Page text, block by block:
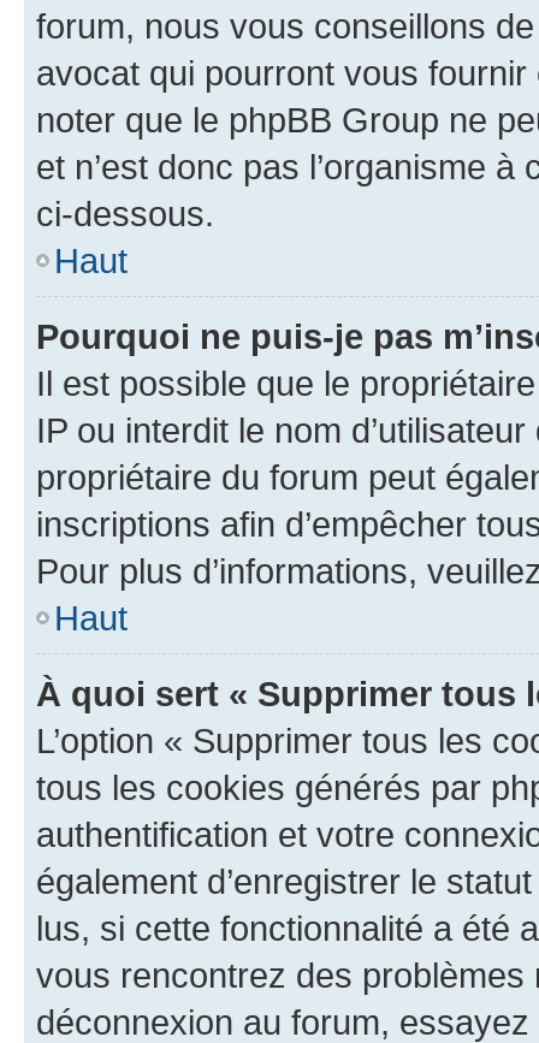
forum, nous vous conseillons
avocat qui pourront vous
noter que le phpBB Group ne
et n’est donc pas l’organisme
ci-dessous.
Haut
Pourquoi ne puis-je pas
Il est possible que le
IP ou interdit le nom
propriétaire du forum peut
inscriptions afin d’empêcher
Pour plus d’informations,
Haut
À quoi sert « Supprimer tous
L’option « Supprimer tous les
tous les cookies générés par
authentification et votre
également d’enregistrer le
lus, si cette fonctionnalité a été
vous rencontrez des
déconnexion au forum,